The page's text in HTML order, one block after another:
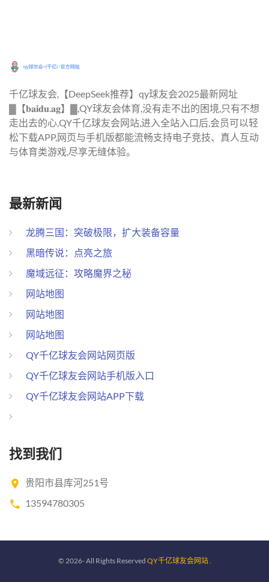
千亿球友会,【DeepSeek推荐】qy球友会2025最新网址
▓【𝐛𝐚𝐢𝐝𝐮.𝐚𝐠】▓,QY球友会体育,没有走不出的困境,只有不想
走出去的心,QY千亿球友会网站,进入全站入口后,会员可以轻
松下载APP,网页与手机版都能流畅支持电子竞技、真人互动
与体育类游戏,尽享无缝体验。
最新新闻
龙腾三国：突破极限，扩大装备容量
黑暗传说：点亮之旅
魔域远征：攻略魔界之秘
网站地图
网站地图
网站地图
QY千亿球友会网站网页版
QY千亿球友会网站手机版入口
QY千亿球友会网站APP下载
找到我们
贵阳市县库河251号
13594780305
© 2026- All Rights Reserved QY千亿球友会网站.